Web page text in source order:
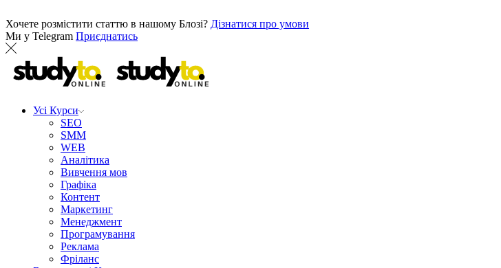
Хочете розмістити статтю в нашому Блозі? Дізнатися про умови
Ми у Telegram Приєднатись
Усі Курси
SEO
SMM
WEB
Аналітика
Вивчення мов
Графіка
Контент
Маркетинг
Менеджмент
Програмування
Реклама
Фріланс